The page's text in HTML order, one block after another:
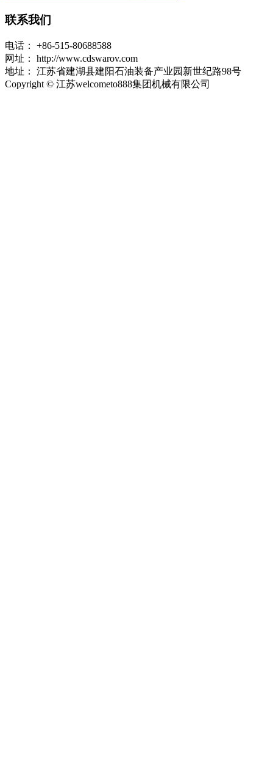
联系我们
电话：
+86-515-80688588
网址：
http://www.cdswarov.com
地址：
江苏省建湖县建阳石油装备产业园新世纪路98号
Copyright © 江苏welcometo888集团机械有限公司